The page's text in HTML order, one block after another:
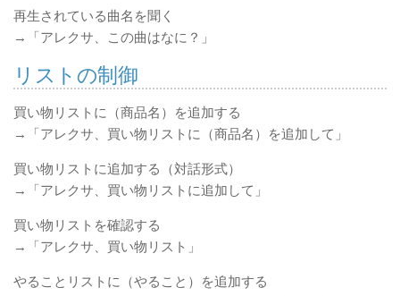
再生されている曲名を聞く
→「アレクサ、この曲はなに？」
リストの制御
買い物リストに（商品名）を追加する
→「アレクサ、買い物リストに（商品名）を追加して」
買い物リストに追加する（対話形式）
→「アレクサ、買い物リストに追加して」
買い物リストを確認する
→「アレクサ、買い物リスト」
やることリストに（やること）を追加する